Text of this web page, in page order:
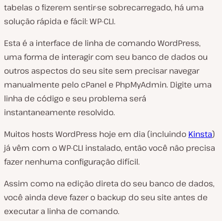
tabelas o fizerem sentir-se sobrecarregado, há uma
solução rápida e fácil: WP-CLI.
Esta é a interface de linha de comando WordPress,
uma forma de interagir com seu banco de dados ou
outros aspectos do seu site sem precisar navegar
manualmente pelo cPanel e PhpMyAdmin. Digite uma
linha de código e seu problema será
instantaneamente resolvido.
Muitos hosts WordPress hoje em dia (incluindo Kinsta)
já vêm com o WP-CLI instalado, então você não precisa
fazer nenhuma configuração difícil.
Assim como na edição direta do seu banco de dados,
você ainda deve fazer o backup do seu site antes de
executar a linha de comando.